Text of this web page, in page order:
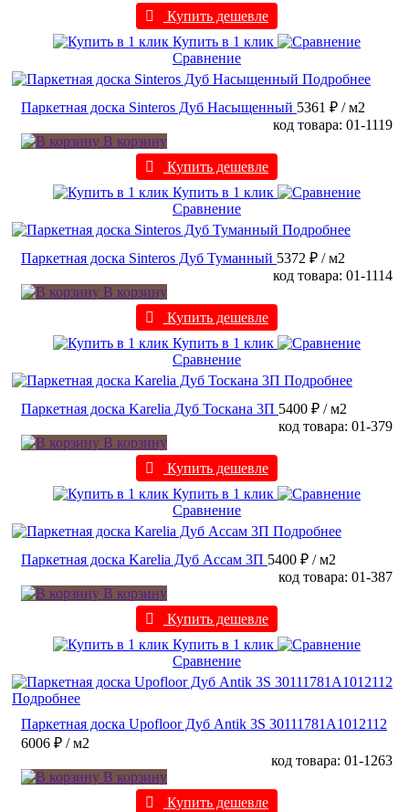
Купить дешевле
Купить в 1 клик
Сравнение
Подробнее
Паркетная доска Sinteros Дуб Насыщенный 5361 ₽ / м2
код товара: 01-1119
В корзину
Купить дешевле
Купить в 1 клик
Сравнение
Подробнее
Паркетная доска Sinteros Дуб Туманный 5372 ₽ / м2
код товара: 01-1114
В корзину
Купить дешевле
Купить в 1 клик
Сравнение
Подробнее
Паркетная доска Karelia Дуб Тоскана 3П 5400 ₽ / м2
код товара: 01-379
В корзину
Купить дешевле
Купить в 1 клик
Сравнение
Подробнее
Паркетная доска Karelia Дуб Ассам 3П 5400 ₽ / м2
код товара: 01-387
В корзину
Купить дешевле
Купить в 1 клик
Сравнение
Подробнее
Паркетная доска Upofloor Дуб Antik 3S 30111781A1012112
6006 ₽ / м2
код товара: 01-1263
В корзину
Купить дешевле